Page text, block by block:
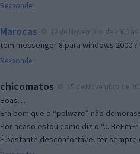
Responder
Marocas
tem messenger 8 para windows 2000
Responder
chicomatos
Boas…
Era bom que o “pplware” não
Por acaso estou como diz o “.:.
É bastante desconfortável ter sempre